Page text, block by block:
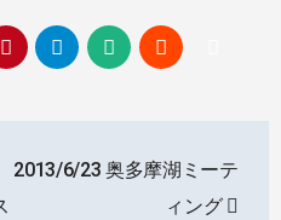
2013/6/23 奥多摩湖ミーテ
ィング